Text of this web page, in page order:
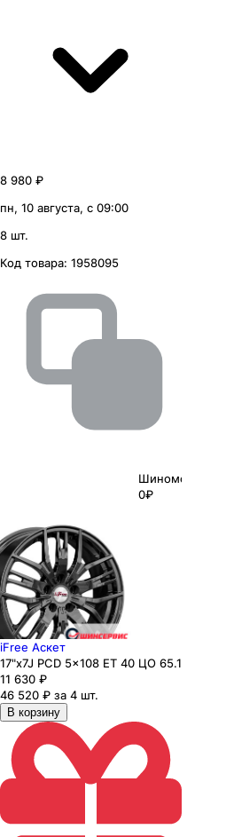
8 980 ₽
пн, 10 августа, с 09:00
8 шт.
Код товара: 1958095
Шиномонтаж
0₽
iFree Аскет
17"x7J PCD 5x108 ЕТ 40 ЦО 65.1
11 630 ₽
46 520 ₽ за 4 шт.
В корзину